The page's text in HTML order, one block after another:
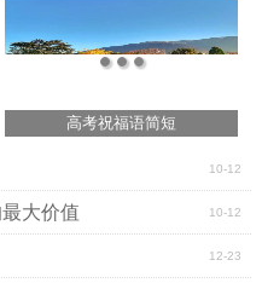
高考祝福语简短
10-12
10-12
大价值
12-23